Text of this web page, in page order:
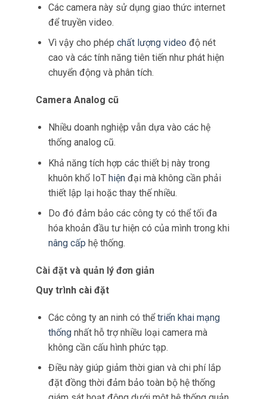
Phương pháp tùy chỉnh này cho phép họ
giải pháplưu trữ và trạm giám sát, đảm bảo
hiệu suất và bảo mật tối ưu.
công ty có thể tăng cường bảo mật bằng
cách hạn chế quyền truy cập bên ngoài vào
thiết bị của họ.
Tùy chỉnh này giảm thiểu rủi ro truy cập trái
phép và vi phạm tiềm ẩn, khiến nó trở thành
một thành phần quan trọng của chiến lược
giám sát an toàn.
Với quản lýmạng tùy chỉnh, các nhóm bảo mật
có thể triển khai các giao thức bảo mật cụ thể
Quản lý kiểm soát truy cập
cập vào một số camera hoặc luồng dữ liệu
nhất định.